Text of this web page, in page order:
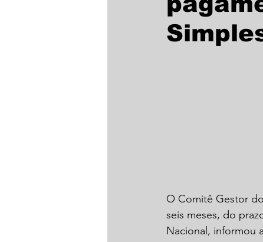
O Comitê Gestor
seis meses, do
Nacional, informou